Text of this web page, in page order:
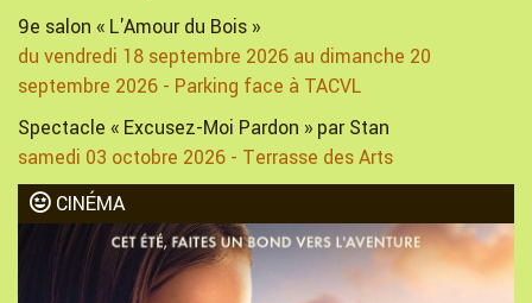
9e salon « L'Amour du Bois »
du vendredi 18 septembre 2026 au dimanche 20
septembre 2026 - Parking face à TACVL
Spectacle « Excusez-Moi Pardon » par Stan
samedi 03 octobre 2026 - Terrasse des Arts
CINÉMA